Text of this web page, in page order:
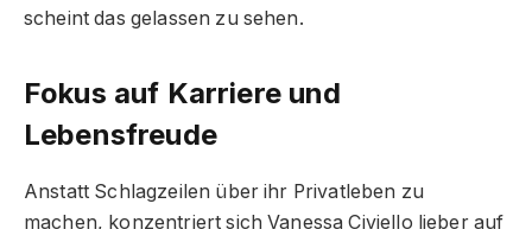
scheint das gelassen zu sehen.
Fokus auf Karriere und
Lebensfreude
Anstatt Schlagzeilen über ihr Privatleben zu
machen, konzentriert sich Vanessa Civiello lieber auf